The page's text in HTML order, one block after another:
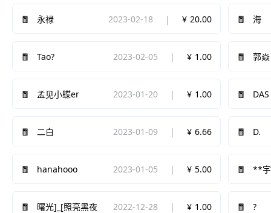
永禄 2023-02-18 20.00 海
Tao? 2023-02-05 1.00 郭焱
孟见小蝶er 2023-01-20 1.00 DAS
二白 2023-01-09 6.66 D.
hanahooo 2023-01-05 5.00 **宇
曙光]_[照亮黑夜 2022-12-28 1.00 ?